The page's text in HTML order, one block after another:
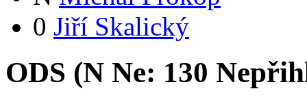
0 Jiří Skalický
ODS (N Ne: 130